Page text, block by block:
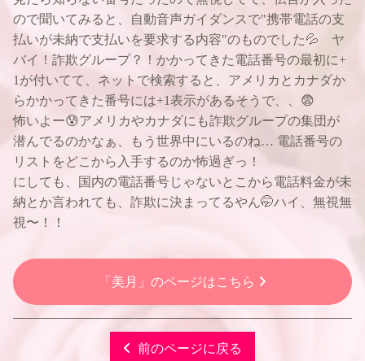
ので聞いてみると、自動音声ガイダンスで"携帯電話の支
払いが未納で支払いを要求する内容"のものでした💦 ヤ
バイ！詐欺グループ？！かかってきた電話番号の最初に+
1が付いてて、ネットで検索すると、アメリカとカナダか
らかかってきた番号には+1表示があるそうで、、😨
怖いよー😰アメリカやカナダにも詐欺グループの集団が
潜んでるのかなぁ、もう世界中にいるのね… 電話番号の
リストをどこから入手するのか怖過ぎっ！
にしても、国内の電話番号じゃないとこから電話料金が未
納とか言われても、詐欺に決まってるやん🤭ハイ、無視無
視〜！！
「美月」のページはこちら
前のページに戻る